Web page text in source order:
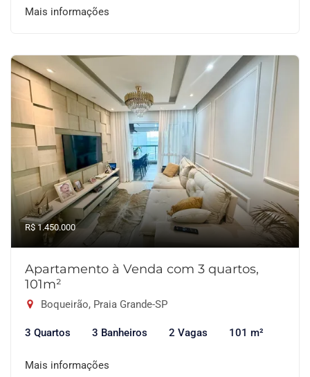
Mais informações
R$ 1.450.000
Apartamento à Venda com 3 quartos,
101m²
Boqueirão, Praia Grande-SP
3 Quartos 3 Banheiros 2 Vagas 101 m²
Mais informações